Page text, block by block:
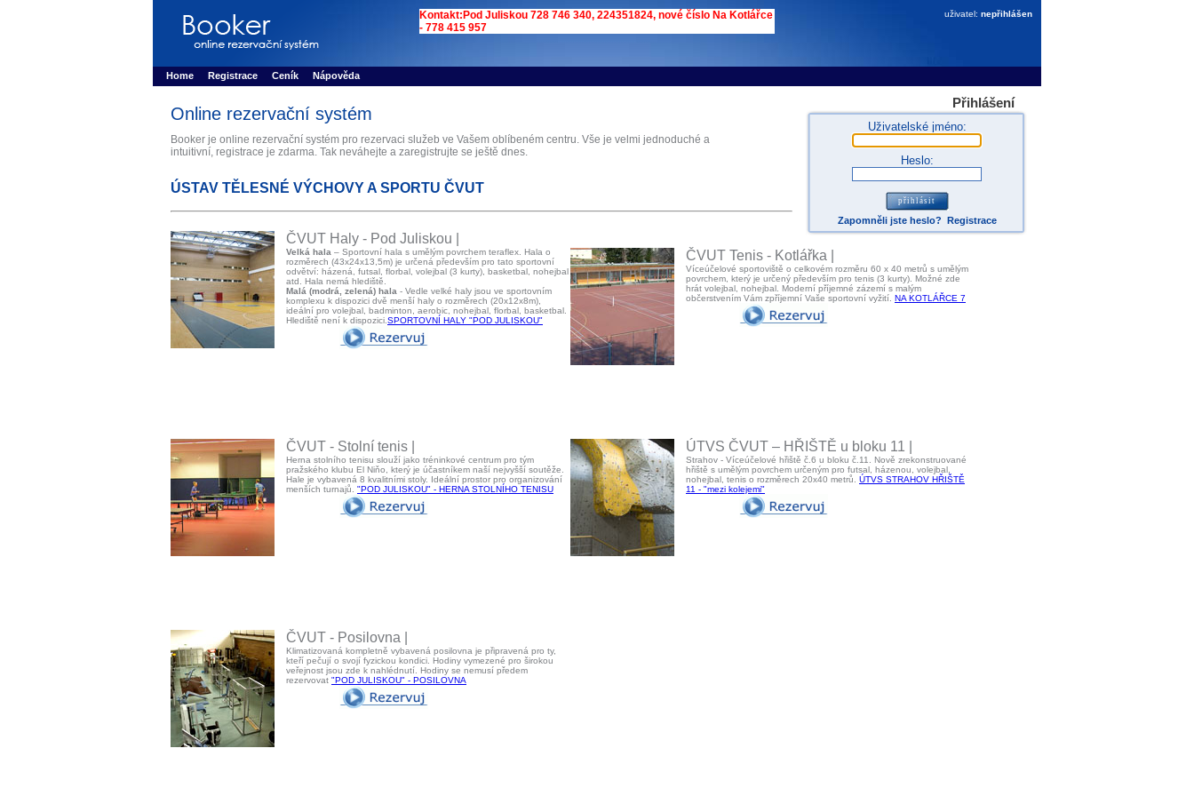
Kontakt:Pod Juliskou 728 746 340, 224351824, nové číslo Na Kotlářce
- 778 415 957
Nower systems s.r.o - Online rezerva�n� syst�my
Rezervujse - Port�l pro online rezervace sportu
Sports booking system
uživatel: nepřihlášen
Home Registrace Ceník Nápověda
Přihlášení
Uživatelské jméno:
Heslo:
Zapomněli jste heslo? Registrace
Online rezervační systém
Booker je online rezervační systém pro rezervaci služeb ve Vašem oblíbeném centru. Vše je velmi jednoduché a
intuitivní, registrace je zdarma. Tak neváhejte a zaregistrujte se ještě dnes.
ÚSTAV TĚLESNÉ VÝCHOVY A SPORTU ČVUT
ČVUT Haly - Pod Juliskou |
Velká hala – Sportovní hala s umělým povrchem teraflex. Hala o
rozměrech (43x24x13,5m) je určená především pro tato sportovní
odvětví: házená, futsal, florbal, volejbal (3 kurty), basketbal, nohejbal
atd. Hala nemá hlediště.
Malá (modrá, zelená) hala - Vedle velké haly jsou ve sportovním
komplexu k dispozici dvě menší haly o rozměrech (20x12x8m),
ideální pro volejbal, badminton, aerobic, nohejbal, florbal, basketbal.
Hlediště není k dispozici. SPORTOVNÍ HALY "POD JULISKOU"
ČVUT Tenis - Kotlářka |
Víceúčelové sportoviště o celkovém rozměru 60 x 40 metrů s umělým
povrchem, který je určený především pro tenis (3 kurty). Možné zde
hrát volejbal, nohejbal. Moderní příjemné zázemí s malým
občerstvením Vám zpříjemní Vaše sportovní vyžití. NA KOTLÁŘCE 7
ČVUT - Stolní tenis |
Herna stolního tenisu slouží jako tréninkové centrum pro tým
pražského klubu El Niňo, který je účastníkem naší nejvyšší soutěže.
Hale je vybavená 8 kvalitními stoly. Ideální prostor pro organizování
menších turnajů. "POD JULISKOU" - HERNA STOLNÍHO TENISU
ÚTVS ČVUT – HŘIŠTĚ u bloku 11 |
Strahov - Víceúčelové hřiště č.6 u bloku č.11. Nově zrekonstruované
hřiště s umělým povrchem určeným pro futsal, házenou, volejbal,
nohejbal, tenis o rozměrech 20x40 metrů. ÚTVS STRAHOV HŘIŠTĚ
11 - "mezi kolejemi"
ČVUT - Posilovna |
Klimatizovaná kompletně vybavená posilovna je připravená pro ty,
kteří pečují o svojí fyzickou kondici. Hodiny vymezené pro širokou
veřejnost jsou zde k nahlédnutí. Hodiny se nemusí předem
rezervovat "POD JULISKOU" - POSILOVNA